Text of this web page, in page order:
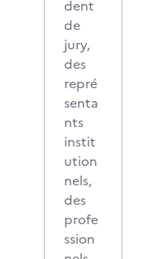
dent
de
jury,
des
repré
senta
nts
instit
ution
nels,
des
profe
ssion